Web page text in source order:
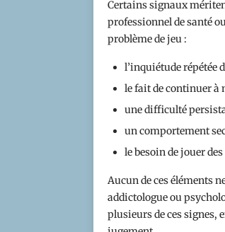
Certains signaux
professionnel de santé
problème de jeu :
l’inquiétude répétée
le fait de continuer à
une difficulté
un comportement
le besoin de jouer
Aucun de ces éléments
addictologue ou
plusieurs de ces signes,